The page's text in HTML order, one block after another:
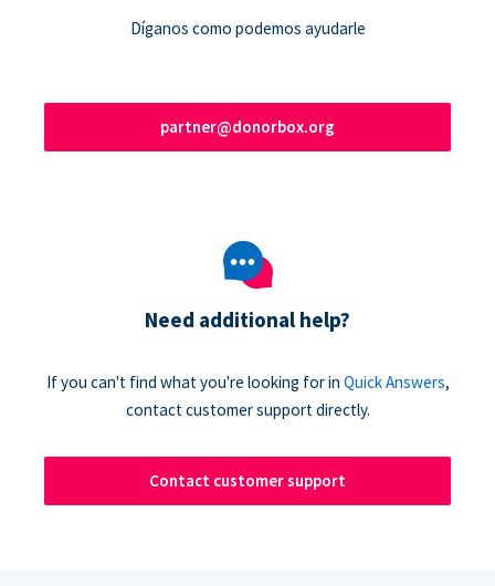
Díganos como podemos ayudarle
partner@donorbox.org
Need additional help?
If you can't find what you're looking for in Quick Answers,
contact customer support directly.
Contact customer support